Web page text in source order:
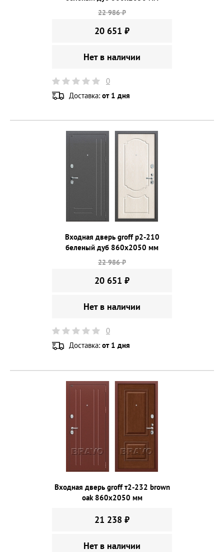
22 986 ₽
20 651 ₽
Нет в наличии
0
Доставка: от 1 дня
Входная дверь groff p2-210
беленый дуб 860х2050 мм
22 986 ₽
20 651 ₽
Нет в наличии
0
Доставка: от 1 дня
Входная дверь groff т2-232 brown
oak 860х2050 мм
21 238 ₽
Нет в наличии